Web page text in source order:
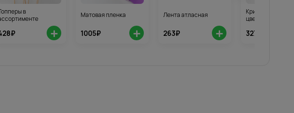
в
+
Матовая пленка
1005₽ +
Лента атласная
263₽ +
Кризал для
цветов 3шт.
327₽